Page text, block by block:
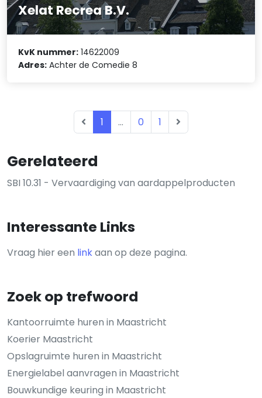
Gerelateerd
SBI 10.31 - Vervaardiging van aardappelproducten
Interessante Links
Vraag hier een linkaan op deze pagina.
Zoek op trefwoord
Kantoorruimte huren in Maastricht
Koerier Maastricht
Opslagruimte huren in Maastricht
Energielabel aanvragen in Maastricht
Bouwkundige keuring in Maastricht
Xelat Recrea B.V.
KvK nummer: 14622009
Adres: Achter de Comedie 8
1 ... 0 1